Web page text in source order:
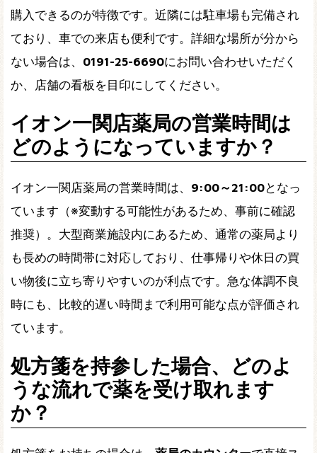
購入できるのが特徴です。近隣には駐車場も完備され
ており、車での来店も便利です。詳細な場所が分から
ない場合は、 0191-25-6690にお問い合わせいただく
か、店舗の看板を目印にしてください。
イオン一関店薬局の営業時間は
どのようになっていますか？
イオン一関店薬局の営業時間は、 9:00～21:00となっ
ています（※変動する可能性があるため、事前に確認
推奨）。大型商業施設内にあるため、通常の薬局より
も長めの時間帯に対応しており、仕事帰りや休日の買
い物後に立ち寄りやすいのが利点です。急な体調不良
時にも、比較的遅い時間まで利用可能な点が評価され
ています。
処方箋を持参した場合、どのよ
うな流れで薬を受け取れます
か？